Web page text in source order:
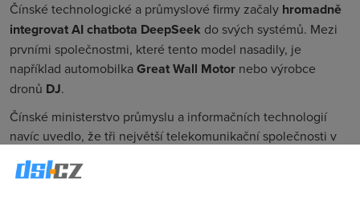
Čínské technologické a průmyslové firmy začaly hromadně
integrovat AI chatbota DeepSeek do svých systémů. Mezi
prvními společnostmi, které tento model nasadily, je
například automobilkaGreat Wall Motor nebovýrobce
dronů DJ.
Čínské ministerstvo průmyslu a informačních technologií
navíc uvedlo, že tři největší telekomunikační společnosti v
China Mobile, China Unicom a China Telecom
chtějí„podporovat inkluzivní využití nejnovějších